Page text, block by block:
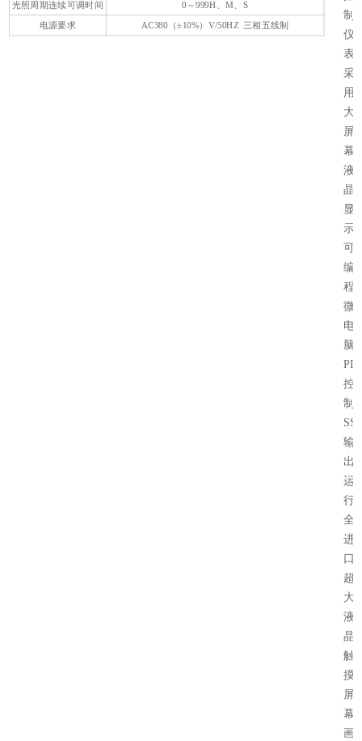
光照周期连续可调时间
0～999H、M、S
电源要求
AC380（±10%）V/50HZ 三相五线制
制
仪
表
采
用
大
屏
幕-
液
晶
显
示
可
编
程
微
电
脑
PID
控
制
输
出
运
行
全
进
口
超
大
液
晶
触
摸
屏
幕
画